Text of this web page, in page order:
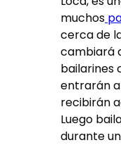
muchos
cerca de
cambiará
bailarines
entrarán
recibirán
Luego
durante